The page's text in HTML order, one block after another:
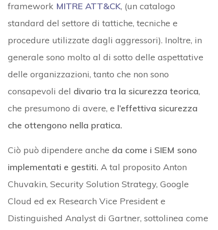
framework MITRE ATT&CK, (un catalogo
standard del settore di tattiche, tecniche e
procedure utilizzate dagli aggressori). Inoltre, in
generale sono molto al di sotto delle aspettative
delle organizzazioni, tanto che non sono
consapevoli del divario tra la sicurezza teorica,
che presumono di avere, e l’effettiva sicurezza
che ottengono nella pratica.
Ciò può dipendere anche da come i SIEM sono
implementati e gestiti. A tal proposito Anton
Chuvakin, Security Solution Strategy, Google
Cloud ed ex Research Vice President e
Distinguished Analyst di Gartner, sottolinea come